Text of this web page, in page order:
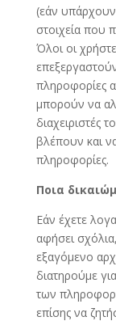
(εάν
στοιχεία που
Όλοι οι
πληροφορίες
μπορούν να
διαχειριστές
βλέπουν και
πληροφορίες.
Ποια
Εάν έχετε
αφήσει
εξαγόμενο
διατηρούμε
των
επίσης να